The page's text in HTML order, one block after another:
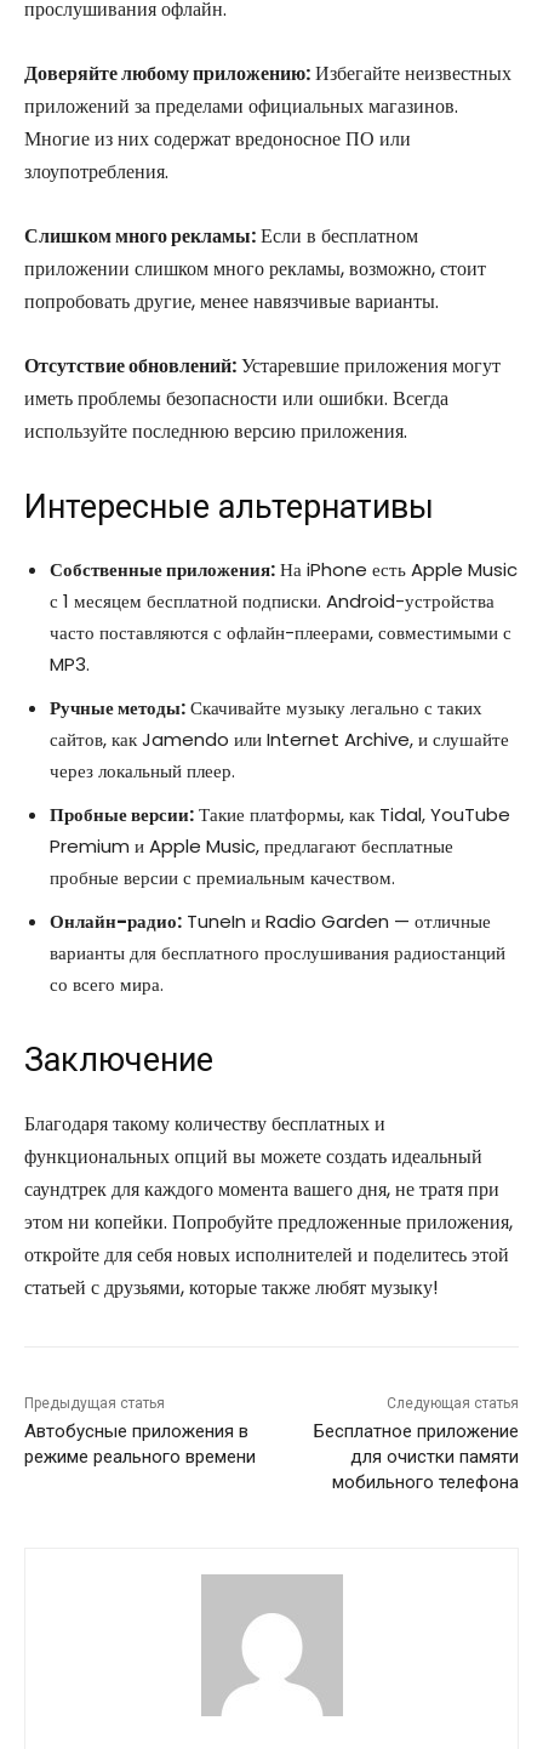
прослушивания офлайн.
Доверяйте любому приложению:Избегайте неизвестных
приложений за пределами официальных магазинов.
Многие из них содержат вредоносное ПО или
злоупотребления.
Слишком много рекламы:Если в бесплатном
приложении слишком много рекламы, возможно, стоит
попробовать другие, менее навязчивые варианты.
Отсутствие обновлений:Устаревшие приложения могут
иметь проблемы безопасности или ошибки. Всегда
используйте последнюю версию приложения.
Интересные альтернативы
Собственные приложения:На iPhone есть Apple Music
с 1 месяцем бесплатной подписки. Android-устройства
часто поставляются с офлайн-плеерами, совместимыми с
MP3.
Ручные методы:Скачивайте музыку легально с таких
сайтов, как Jamendo или Internet Archive, и слушайте
через локальный плеер.
Пробные версии:Такие платформы, как Tidal, YouTube
Premium и Apple Music, предлагают бесплатные
пробные версии с премиальным качеством.
Онлайн-радио: TuneIn и Radio Garden — отличные
варианты для бесплатного прослушивания радиостанций
со всего мира.
Заключение
Благодаря такому количеству бесплатных и
функциональных опций вы можете создать идеальный
саундтрек для каждого момента вашего дня, не тратя при
этом ни копейки. Попробуйте предложенные приложения,
откройте для себя новых исполнителей и поделитесь этой
статьей с друзьями, которые также любят музыку!
Предыдущая статья
Автобусные приложения в
режиме реального времени
Следующая статья
Бесплатное приложение
для очистки памяти
мобильного телефона